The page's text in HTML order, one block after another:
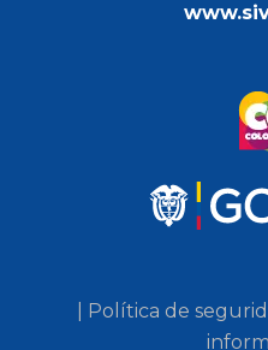
| Política de